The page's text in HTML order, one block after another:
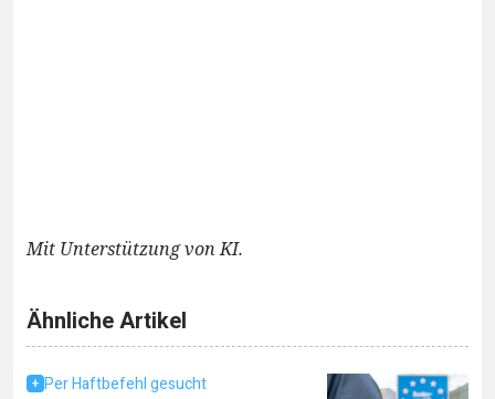
Mit Unterstützung von KI.
Ähnliche Artikel
Per Haftbefehl gesucht